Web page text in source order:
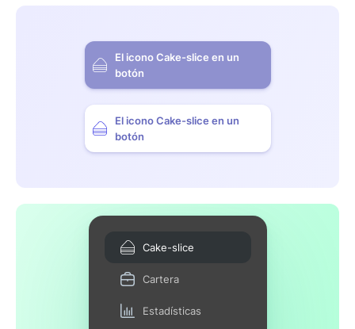
El icono Cake-slice en un
botón
El icono Cake-slice en un
botón
Cake-slice
Cartera
Estadísticas